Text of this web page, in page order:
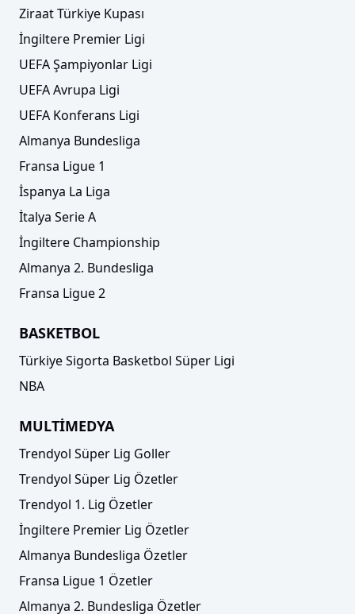
Ziraat Türkiye Kupası
İngiltere Premier Ligi
UEFA Şampiyonlar Ligi
UEFA Avrupa Ligi
UEFA Konferans Ligi
Almanya Bundesliga
Fransa Ligue 1
İspanya La Liga
İtalya Serie A
İngiltere Championship
Almanya 2. Bundesliga
Fransa Ligue 2
BASKETBOL
Türkiye Sigorta Basketbol Süper Ligi
NBA
MULTİMEDYA
Trendyol Süper Lig Goller
Trendyol Süper Lig Özetler
Trendyol 1. Lig Özetler
İngiltere Premier Lig Özetler
Almanya Bundesliga Özetler
Fransa Ligue 1 Özetler
Almanya 2. Bundesliga Özetler